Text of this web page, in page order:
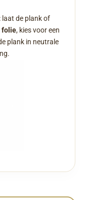
laat de plank of
folie, kies voor een
plank in neutrale